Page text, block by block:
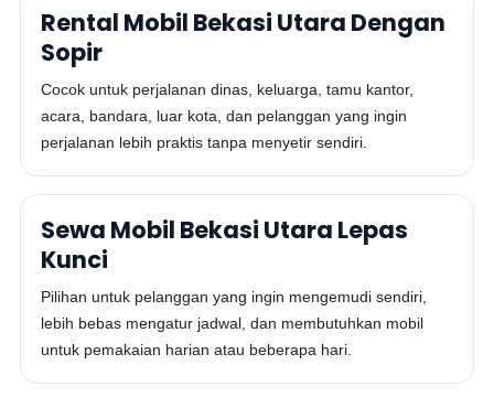
Rental Mobil Bekasi Utara Dengan
Sopir
Cocok untuk perjalanan dinas, keluarga, tamu kantor,
acara, bandara, luar kota, dan pelanggan yang ingin
perjalanan lebih praktis tanpa menyetir sendiri.
Sewa Mobil Bekasi Utara Lepas
Kunci
Pilihan untuk pelanggan yang ingin mengemudi sendiri,
lebih bebas mengatur jadwal, dan membutuhkan mobil
untuk pemakaian harian atau beberapa hari.